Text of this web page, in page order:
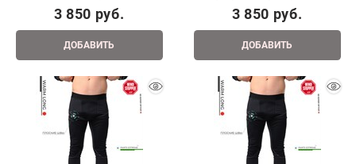
3 850 руб.
ДОБАВИТЬ
3 850 руб.
ДОБАВИТЬ